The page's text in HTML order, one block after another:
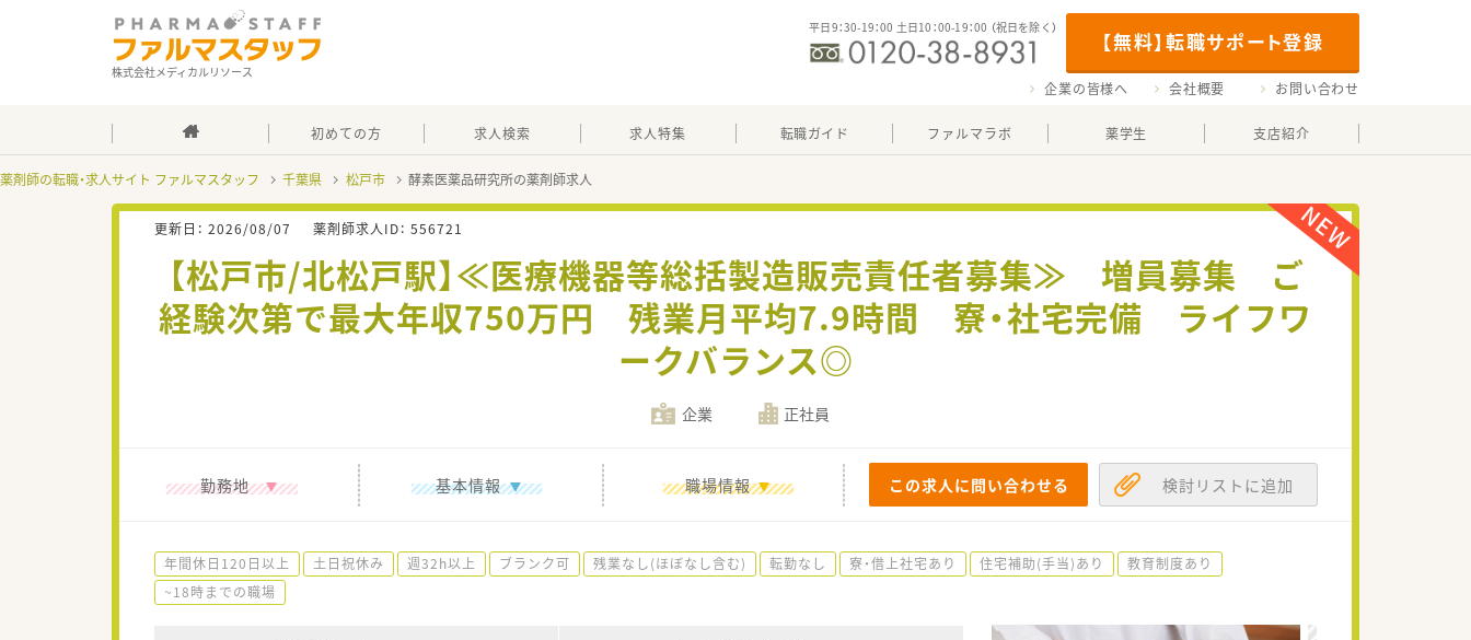
株式会社メディカルリソース
【無料】転職サポート登録
平日9：30-19：00 土日10：00-19：00 （祝日を除く）
企業の皆様へ 会社概要 お問い合わせ
初めての方 求人検索 求人特集 転職ガイド ファルマラボ 薬学生 支店紹介
薬剤師の転職・求人サイト ファルマスタッフ 千葉県 松戸市 酵素医薬品研究所の薬剤師求人
更新日： 2026/08/07 薬剤師求人ID： 556721
【松戸市/北松戸駅】≪医療機器等総括製造販売責任者募集≫ 増員募集 ご
経験次第で最大年収750万円 残業月平均7.9時間 寮・社宅完備 ライフワ
ークバランス◎
企業 正社員
勤務地 基本情報 職場情報 この求人に問い合わせる 検討リストに追加
年間休日120日以上 土日祝休み 週32h以上 ブランク可 残業なし(ほぼなし含む) 転勤なし 寮・借上社宅あり 住宅補助(手当)あり
教育制度あり
~18時までの職場